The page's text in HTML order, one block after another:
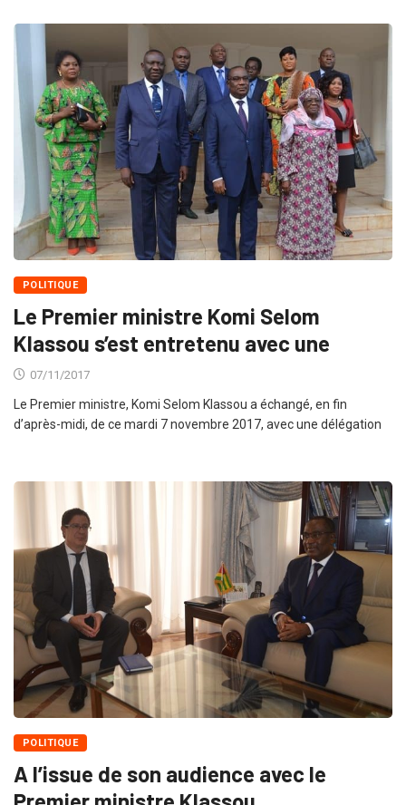
POLITIQUE
Le Premier ministre Komi Selom
Klassou s’est entretenu avec une
07/11/2017
Le Premier ministre, Komi Selom Klassou a échangé, en fin
d’après-midi, de ce mardi 7 novembre 2017, avec une délégation
POLITIQUE
A l’issue de son audience avec le